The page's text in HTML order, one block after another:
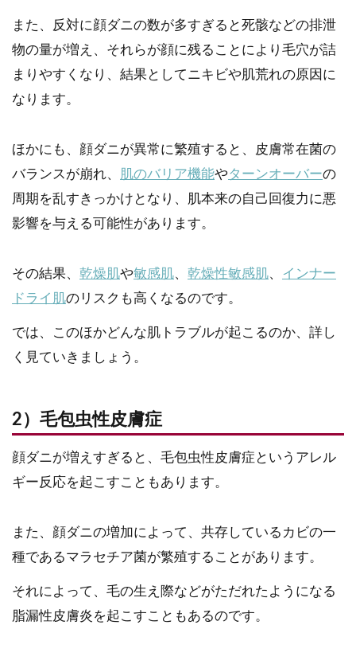
また、反対に顔ダニの数が多すぎると死骸などの排泄
物の量が増え、それらが顔に残ることにより毛穴が詰
まりやすくなり、結果としてニキビや肌荒れの原因に
なります。
ほかにも、顔ダニが異常に繁殖すると、皮膚常在菌の
バランスが崩れ、
肌のバリア機能やターンオーバーの
周期を乱すきっかけとなり、肌本来の自己回復力に悪
影響を与える可能性があります。
その結果、 乾燥肌や敏感肌、 乾燥性敏感肌、 インナー
ドライ肌のリスクも高くなるのです。
では、このほかどんな肌トラブルが起こるのか、詳し
く見ていきましょう。
2）毛包虫性皮膚症
顔ダニが増えすぎると、毛包虫性皮膚症というアレル
ギー反応を起こすこともあります。
また、顔ダニの増加によって、共存しているカビの一
種であるマラセチア菌が繁殖することがあります。
それによって、毛の生え際などがただれたようになる
脂漏性皮膚炎を起こすこともあるのです。